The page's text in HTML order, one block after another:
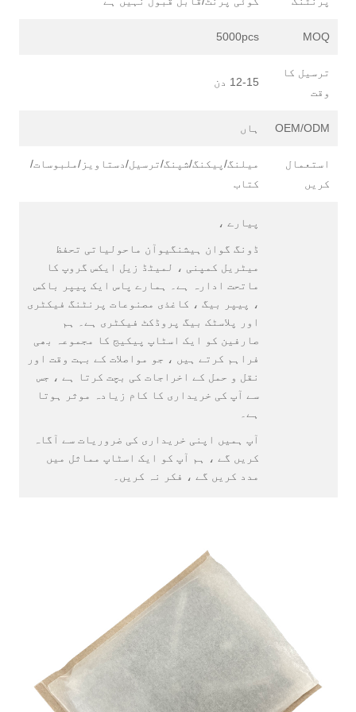
MOQ
5000pcs
ترسیل کا
وقت
12-15 دن
OEM/ODM ہاں
استعمال
کریں
میلنگ/پیکنگ/شپنگ/ترسیل/دستاویز/ملبوسات/
کتاب
پیارے ،
ڈونگ گوان ہیشنگیوآن ماحولیاتی تحفظ
میٹریل کمپنی ، لمیٹڈ زیل ایکس گروپ کا
ماتحت ادارہ ہے۔ ہمارے پاس ایک پیپر باکس
، پیپر بیگ ، کاغذی مصنوعات پرنٹنگ فیکٹری
اور پلاسٹک بیگ پروڈکٹ فیکٹری ہے۔ ہم
صارفین کو ایک اسٹاپ پیکیج کا مجموعہ بھی
فراہم کرتے ہیں ، جو مواصلات کے بہت وقت اور
نقل و حمل کے اخراجات کی بچت کرتا ہے ، جس
سے آپ کی خریداری کا کام زیادہ موثر ہوتا
ہے۔
آپ ہمیں اپنی خریداری کی ضروریات سے آگاہ
کریں گے ، ہم آپ کو ایک اسٹاپ مماثل میں
مدد کریں گے ، فکر نہ کریں۔